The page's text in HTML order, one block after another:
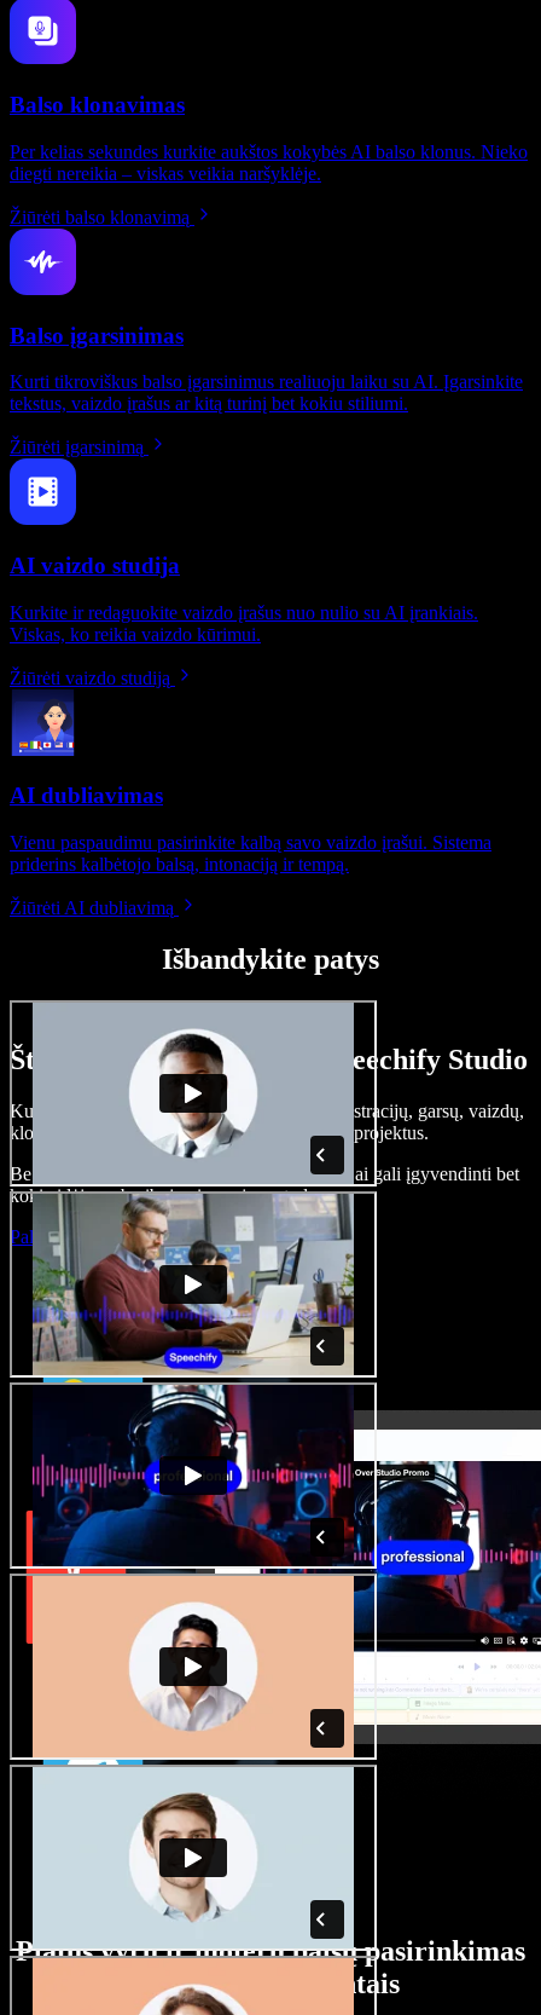
Balso klonavimas
Per kelias sekundes kurkite aukštos kokybės AI balso klonus. Nieko
diegti nereikia – viskas veikia naršyklėje.
Žiūrėti balso klonavimą
Balso įgarsinimas
Kurti tikroviškus balso įgarsinimus realiuoju laiku su AI. Įgarsinkite
tekstus, vaizdo įrašus ar kitą turinį bet kokiu stiliumi.
Žiūrėti įgarsinimą
AI vaizdo studija
Kurkite ir redaguokite vaizdo įrašus nuo nulio su AI įrankiais.
Viskas, ko reikia vaizdo kūrimui.
Žiūrėti vaizdo studiją
AI dubliavimas
Vienu paspaudimu pasirinkite kalbą savo vaizdo įrašui. Sistema
priderins kalbėtojo balsą, intonaciją ir tempą.
Žiūrėti AI dubliavimą
Išbandykite patys
Štai ką galite nuveikti su Speechify Studio
Kurkite įgarsinimus, pridėkite nemokamų iliustracijų, garsų, vaizdų,
klonuokite balsą – kurkite pilnus, įspūdingus projektus.
Be jokių mokymų ir viskas naršyklėje – kūrėjai gali įgyvendinti bet
kokią idėją, neberibojami senųjų metodų.
Paleisti studiją
Platus vyrų ir moterų balsų pasirinkimas
su įvairiais akcentais